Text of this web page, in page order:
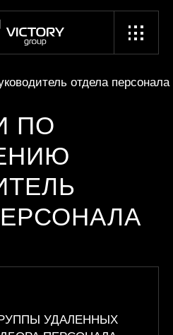
отдела персонала
ПО
УДАЛЕННЫХ